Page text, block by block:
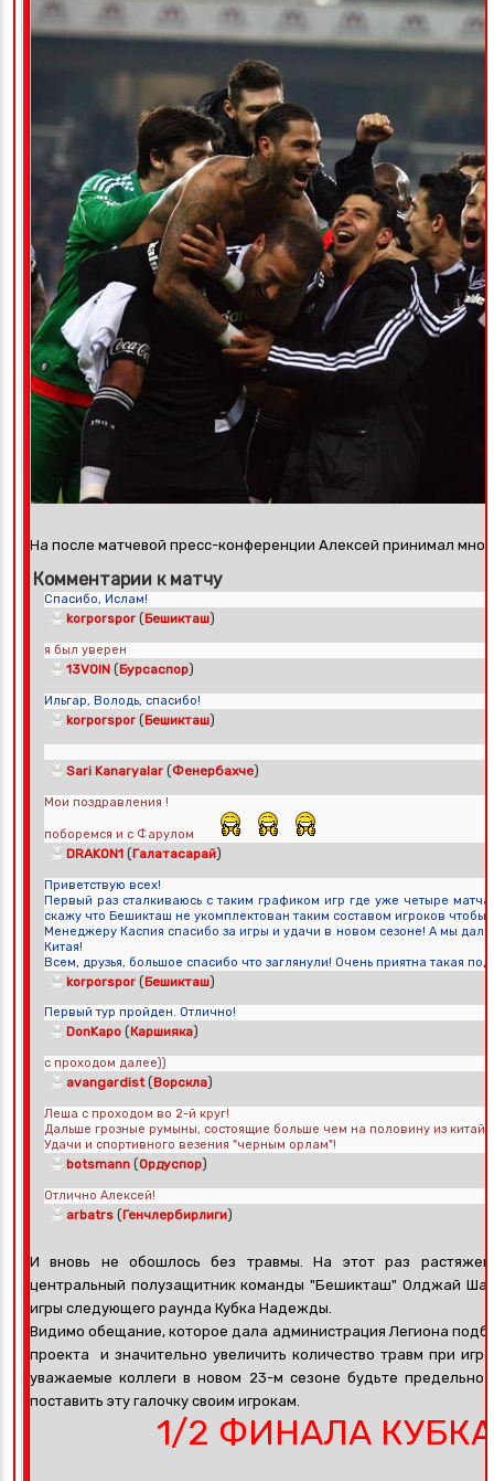
На после матчевой пресс-конференции Алексей принимал
Комментарии к матчу
Спасибо, Ислам!
korporspor(Бешикташ)
я был уверен
13VOIN(Бурсаспор)
Ильгар, Володь, спасибо!
korporspor(Бешикташ)
Sari Kanaryalar(Фенербахче)
Мои поздравления !
поборемся и с Фарулом
DRAKON1(Галатасарай)
Приветствую всех!
Первый раз сталкиваюсь с таким графиком игр где уже четыре
скажу что Бешикташ не укомплектован таким составом игроков чтобы
Менеджеру Каспия спасибо за игры и удачи в новом сезоне! А мы
Китая!
Всем, друзья, большое спасибо что заглянули! Очень приятна такая
korporspor(Бешикташ)
Первый тур пройден. Отлично!
DonKapo(Каршияка)
с проходом далее))
avangardist(Ворскла)
Леша с проходом во 2-й круг!
Дальше грозные румыны, состоящие больше чем на половину из
Удачи и спортивного везения "черным орлам"!
botsmann(Ордуспор)
Отлично Алексей!
arbatrs(Генчлербирлиги)
И вновь не обошлось без травмы. На этот раз
центральный полузащитник команды "Бешикташ" Олджай
игры следующего раунда Кубка Надежды.
Видимо обещание, которое дала администрация Легиона
проекта и значительно увеличить количество травм при
уважаемые коллеги в новом 23-м сезоне будьте
поставить эту галочку своим игрокам.
1/2 ФИНАЛА